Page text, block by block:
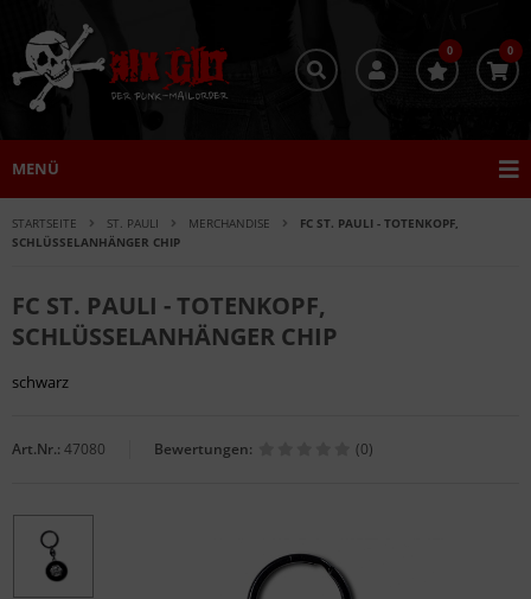
0 0
MENÜ
STARTSEITE ST. PAULI MERCHANDISE
FC ST. PAULI - TOTENKOPF,
SCHLÜSSELANHÄNGER CHIP
FC ST. PAULI - TOTENKOPF,
SCHLÜSSELANHÄNGER CHIP
schwarz
Art.Nr.: 47080 Bewertungen: (0)